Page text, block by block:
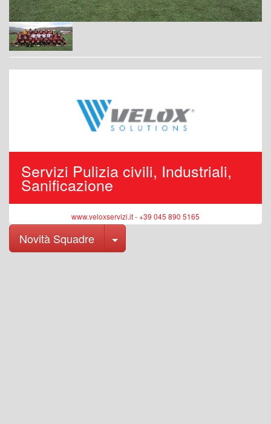
Servizi Pulizia civili, Industriali,
Sanificazione
www.veloxservizi.it - +39 045 890 5165
Novità Squadre Toggle Dropdown